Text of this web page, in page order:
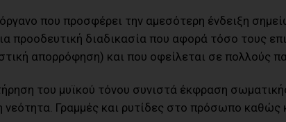
που προσφέρει την αμεσότερη ένδειξη
προοδευτική διαδικασία που αφορά τόσο τους
απορρόφηση) και που οφείλεται σε πολλούς
του μυϊκού τόνου συνιστά έκφραση
νεότητα. Γραμμές και ρυτίδες στο πρόσωπο